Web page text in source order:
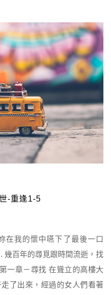
-重逢1-5
在我的懷中嚥下了最後一口
百年的尋覓跟時間流逝，找
一章－尋找 在聳立的高樓大
了出來，經過的女人們看著